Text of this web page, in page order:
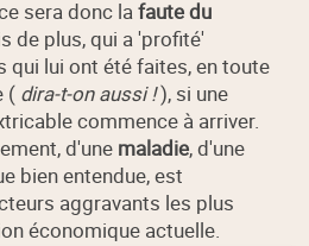
sera donc lafaute du
de plus, qui a 'profité'
qui lui ont été faites, en toute
( dira-t-on aussi !), si une
commence à arriver.
d'une maladie, d'une
bien entendue, est
aggravants les plus
économique actuelle.